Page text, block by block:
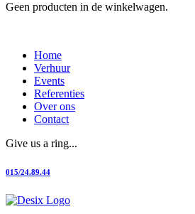
Geen producten in de winkelwagen.
Home
Verhuur
Events
Referenties
Over ons
Contact
Give us a ring...
015/24.89.44